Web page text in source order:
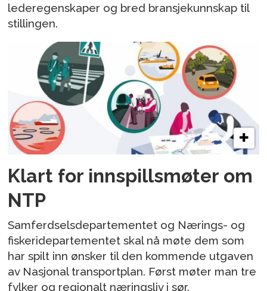
lederegenskaper og bred bransjekunnskap til
stillingen.
Klart for innspillsmøter om
NTP
Samferdselsdepartementet og Nærings- og
fiskeridepartementet skal nå møte dem som
har spilt inn ønsker til den kommende utgaven
av Nasjonal transportplan. Først møter man tre
fylker og regionalt næringsliv i sør.